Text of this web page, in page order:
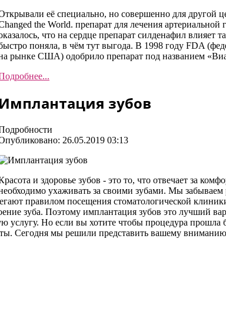
её специально, но совершенно для другой
the World. препарат для лечения
что на сердце препарат силденафил влияет
поняла, в чём тут выгода. В 1998 году FDA
рынке США) одобрило препарат под названием
Имплантация зубов
26.05.2019 03:13
и здоровье зубов - это то, что отвечает за
ухаживать за своими зубами. Мы забываем
правилом посещения стоматологической
зуба. Поэтому имплантация зубов это лучший
Но если вы хотите чтобы процедура прошла
Сегодня мы решили представить вашему